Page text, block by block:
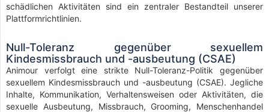
schädlichen Aktivitäten sind ein zentraler Bestandteil unserer
Plattformrichtlinien.
Null-Toleranz gegenüber sexuellem
Kindesmissbrauch und -ausbeutung (CSAE)
Animour verfolgt eine strikte Null-Toleranz-Politik gegenüber
sexuellem Kindesmissbrauch und -ausbeutung (CSAE). Jegliche
Inhalte, Kommunikation, Verhaltensweisen oder Aktivitäten, die
sexuelle Ausbeutung, Missbrauch, Grooming, Menschenhandel